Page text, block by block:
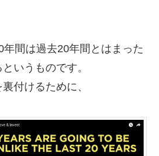
間は過去20年間とはまった
いうものです。
付けるために、